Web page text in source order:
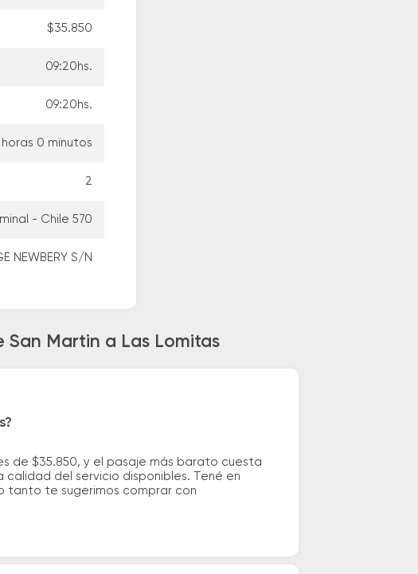
$35.850
09:20hs.
09:20hs.
horas 0 minutos
2
- Chile 570
NEWBERY S/N
Martin a Las Lomitas
de $35.850, y el pasaje más barato cuesta
del servicio disponibles. Tené en
tanto te sugerimos comprar con